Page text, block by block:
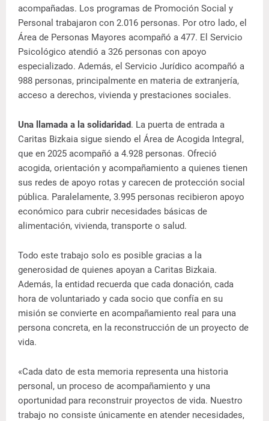
acompañadas. Los programas de Promoción Social y
Personal trabajaron con 2.016 personas. Por otro lado, el
Área de Personas Mayores acompañó a 477. El Servicio
Psicológico atendió a 326 personas con apoyo
especializado. Además, el Servicio Jurídico acompañó a
988 personas, principalmente en materia de extranjería,
acceso a derechos, vivienda y prestaciones sociales.
Una llamada a la solidaridad. La puerta de entrada a
Caritas Bizkaia sigue siendo el Área de Acogida Integral,
que en 2025 acompañó a 4.928 personas. Ofreció
acogida, orientación y acompañamiento a quienes tienen
sus redes de apoyo rotas y carecen de protección social
pública. Paralelamente, 3.995 personas recibieron apoyo
económico para cubrir necesidades básicas de
alimentación, vivienda, transporte o salud.
Todo este trabajo solo es posible gracias a la
generosidad de quienes apoyan a Caritas Bizkaia.
Además, la entidad recuerda que cada donación, cada
hora de voluntariado y cada socio que confía en su
misión se convierte en acompañamiento real para una
persona concreta, en la reconstrucción de un proyecto de
vida.
«Cada dato de esta memoria representa una historia
personal, un proceso de acompañamiento y una
oportunidad para reconstruir proyectos de vida. Nuestro
trabajo no consiste únicamente en atender necesidades,